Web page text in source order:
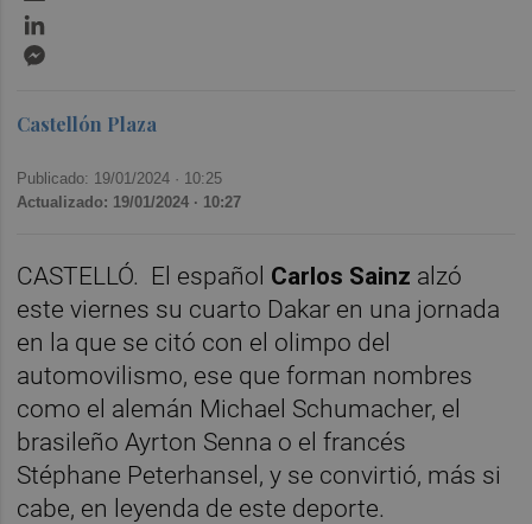
Castellón Plaza
Publicado: 19/01/2024 · 10:25
Actualizado: 19/01/2024 · 10:27
CASTELLÓ. El español Carlos Sainz alzó
este viernes su cuarto Dakar en una jornada
en la que se citó con el olimpo del
automovilismo, ese que forman nombres
como el alemán Michael Schumacher, el
brasileño Ayrton Senna o el francés
Stéphane Peterhansel, y se convirtió, más si
cabe, en leyenda de este deporte.